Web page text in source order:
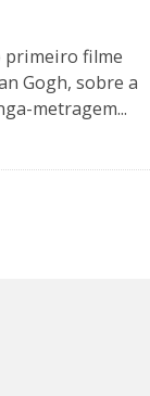
primeiro filme
Gogh, sobre a
metragem...